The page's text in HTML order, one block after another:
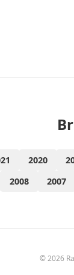
2020
2008 2007
© 2026